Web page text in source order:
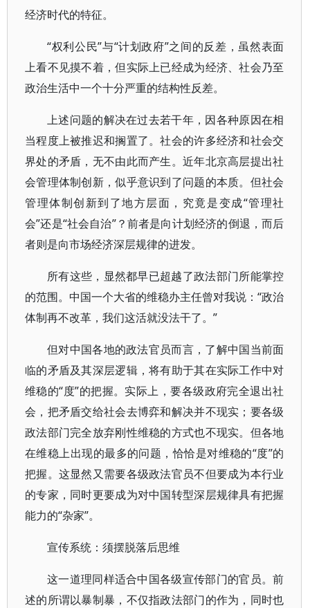
经济时代的特征。
“权利公民”与“计划政府”之间的反差，虽然表面
上看不见摸不着，但实际上已经成为经济、社会乃至
政治生活中一个十分严重的结构性反差。
上述问题的解决在过去若干年，因各种原因在相
当程度上被推迟和搁置了。社会的许多经济和社会交
界处的矛盾，无不由此而产生。近年北京高层提出社
会管理体制创新，似乎意识到了问题的本质。但社会
管理体制创新到了地方层面，究竟是变成“管理社
会”还是“社会自治”？前者是向计划经济的倒退，而后
者则是向市场经济深层规律的进发。
所有这些，显然都早已超越了政法部门所能掌控
的范围。中国一个大省的维稳办主任曾对我说：“政治
体制再不改革，我们这活就没法干了。”
但对中国各地的政法官员而言，了解中国当前面
临的矛盾及其深层逻辑，将有助于其在实际工作中对
维稳的“度”的把握。实际上，要各级政府完全退出社
会，把矛盾交给社会去博弈和解决并不现实；要各级
政法部门完全放弃刚性维稳的方式也不现实。但各地
在维稳上出现的最多的问题，恰恰是对维稳的“度”的
把握。这显然又需要各级政法官员不但要成为本行业
的专家，同时更要成为对中国转型深层规律具有把握
能力的“杂家”。
宣传系统：须摆脱落后思维
这一道理同样适合中国各级宣传部门的官员。前
述的所谓以暴制暴，不仅指政法部门的作为，同时也